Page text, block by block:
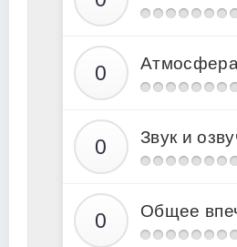
Атмосфера
Звук и
Общее